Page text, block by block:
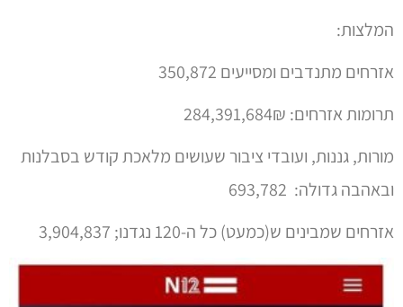
המלצות:
אזרחים מתנדבים ומסייעים 350,872
תרומות אזרחים: 284,391,684₪
מורות, גננות, ועובדי ציבור שעושים מלאכת קודש בסבלנות
ובאהבה גדולה: 693,782
אזרחים שמבינים ש(כמעט) כל ה-120 נגדנו; 3,904,837